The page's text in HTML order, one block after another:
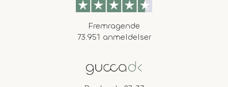
Fremragende
73.951 anmeldelser